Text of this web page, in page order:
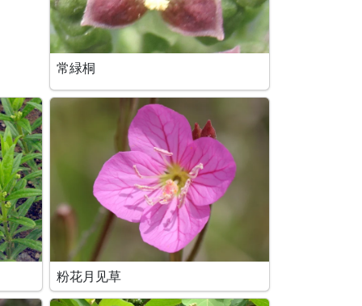
常緑桐
粉花月见草